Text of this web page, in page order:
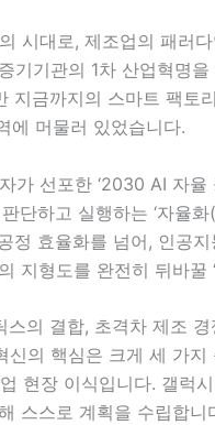
의 시대로, 제조업의 패러
기기관의 1차 산업혁명
지금까지의 스마트 팩토
에 머물러 있었습니다.
가 선포한 ‘2030 AI 자
단하고 실행하는 ‘자율
정 효율화를 넘어, 인공
지형도를 완전히 뒤바꿀
스의 결합, 초격차 제조 경
신의 핵심은 크게 세 가지
현장 이식입니다. 갤럭
스스로 계획을 수립합